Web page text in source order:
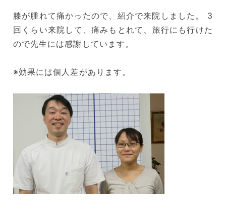
膝が腫れて痛かったので、紹介で来院しました。 3
回くらい来院して、痛みもとれて、旅行にも行けた
ので先生には感謝しています。
※効果には個人差があります。